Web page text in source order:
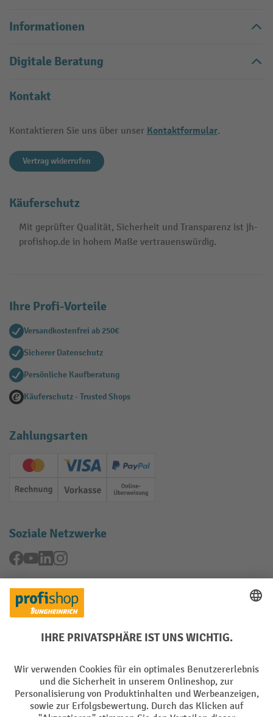
Informationen
Digitale Beratung
Kontakt
Kontaktieren Sie uns über unser Kontaktformular.
Vertrag widerrufen
Käuferschutz
Mit geprüfter Qualität, Sicherheit und Transparenz ist jh-
profishop.de in hohem Maße vertrauenswürdig.
Ihre Profi-Vorteile
Versandkostenfrei ab 250€
Sicherer Datenschutz
Persönliche Kaufberatung
Käuferschutz - Trusted Shops
Zahlungsarten
Creditcard (Master)Creditcard (Visa)
PayPal
Rechnung Vorkasse Online-Überweisung
Soziale Netzwerke
Facebook
YouTubeLinkedInInstagram
Rücknahme-Services
Elektrogeräte Rückname
Batterie Rückname